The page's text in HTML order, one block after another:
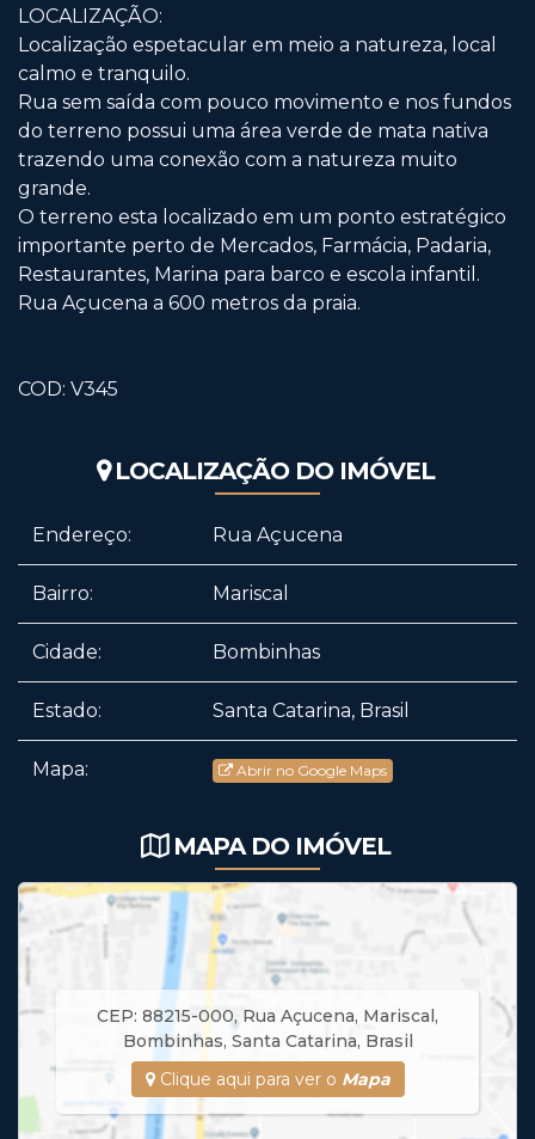
LOCALIZAÇÃO:
Localização espetacular em meio a natureza, local
calmo e tranquilo.
Rua sem saída com pouco movimento e nos fundos
do terreno possui uma área verde de mata nativa
trazendo uma conexão com a natureza muito
grande.
O terreno esta localizado em um ponto estratégico
importante perto de Mercados, Farmácia, Padaria,
Restaurantes, Marina para barco e escola infantil.
Rua Açucena a 600 metros da praia.
COD: V345
LOCALIZAÇÃO DO IMÓVEL
Endereço: Rua Açucena
Bairro: Mariscal
Cidade: Bombinhas
Estado: Santa Catarina, Brasil
Mapa: Abrir no Google Maps
MAPA DO IMÓVEL
CEP: 88215-000, Rua Açucena, Mariscal,
Bombinhas, Santa Catarina, Brasil
Clique aqui para ver o Mapa